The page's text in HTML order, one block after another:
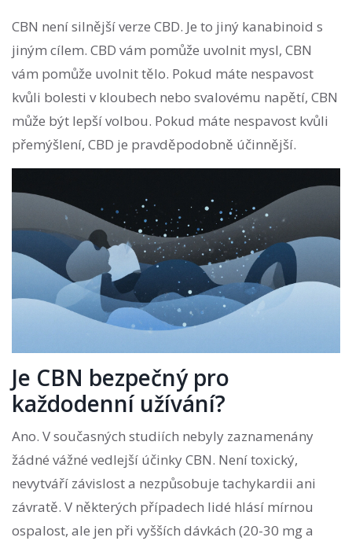
CBN není silnější verze CBD. Je to jiný kanabinoid s
jiným cílem. CBD vám pomůže uvolnit mysl, CBN
vám pomůže uvolnit tělo. Pokud máte nespavost
kvůli bolesti v kloubech nebo svalovému napětí, CBN
může být lepší volbou. Pokud máte nespavost kvůli
přemýšlení, CBD je pravděpodobně účinnější.
Je CBN bezpečný pro
každodenní užívání?
Ano. V současných studiích nebyly zaznamenány
žádné vážné vedlejší účinky CBN. Není toxický,
nevytváří závislost a nezpůsobuje tachykardii ani
závratě. V některých případech lidé hlásí mírnou
ospalost, ale jen při vyšších dávkách (20-30 mg a